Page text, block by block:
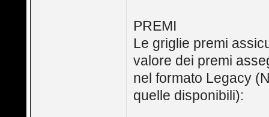
PREMI
Le griglie premi
valore dei premi
nel formato Legacy
quelle disponibili):